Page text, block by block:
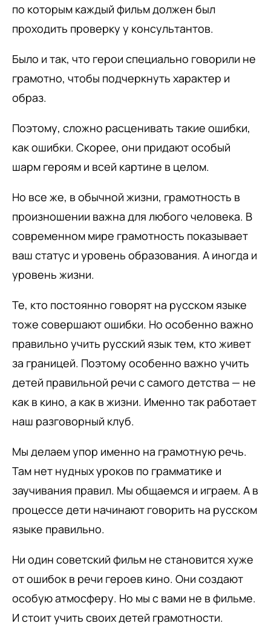
по которым каждый фильм должен был
проходить проверку у консультантов.
Было и так, что герои специально говорили не
грамотно, чтобы подчеркнуть характер и
образ.
Поэтому, сложно расценивать такие ошибки,
как ошибки. Скорее, они придают особый
шарм героям и всей картине в целом.
Но все же, в обычной жизни, грамотность в
произношении важна для любого человека. В
современном мире грамотность показывает
ваш статус и уровень образования. А иногда и
уровень жизни.
Те, кто постоянно говорят на русском языке
тоже совершают ошибки. Но особенно важно
правильно учить русский язык тем, кто живет
за границей. Поэтому особенно важно учить
детей правильной речи с самого детства — не
как в кино, а как в жизни. Именно так работает
наш разговорный клуб.
Мы делаем упор именно на грамотную речь.
Там нет нудных уроков по грамматике и
заучивания правил. Мы общаемся и играем. А в
процессе дети начинают говорить на русском
языке правильно.
Ни один советский фильм не становится хуже
от ошибок в речи героев кино. Они создают
особую атмосферу. Но мы с вами не в фильме.
И стоит учить своих детей грамотности.